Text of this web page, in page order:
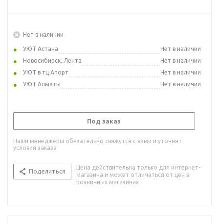
Нет в наличии
УЮТ Астана
Нет в наличии
Новосибирск, Лента
Нет в наличии
УЮТ в тц Апорт
Нет в наличии
УЮТ Алматы
Нет в наличии
Под заказ
Наши менеджеры обязательно свяжутся с вами и уточнят
условия заказа
Поделиться
Цена действительна только для интернет-
магазина и может отличаться от цен в
розничных магазинах